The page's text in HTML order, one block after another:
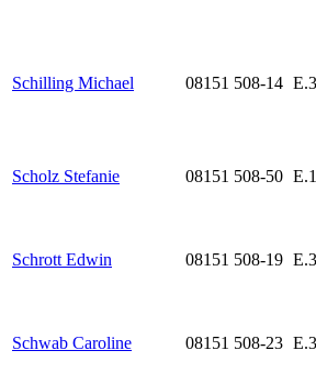
Schilling Michael 08151 508-14
Scholz Stefanie 08151 508-50
Schrott Edwin 08151 508-19
Schwab Caroline 08151 508-23